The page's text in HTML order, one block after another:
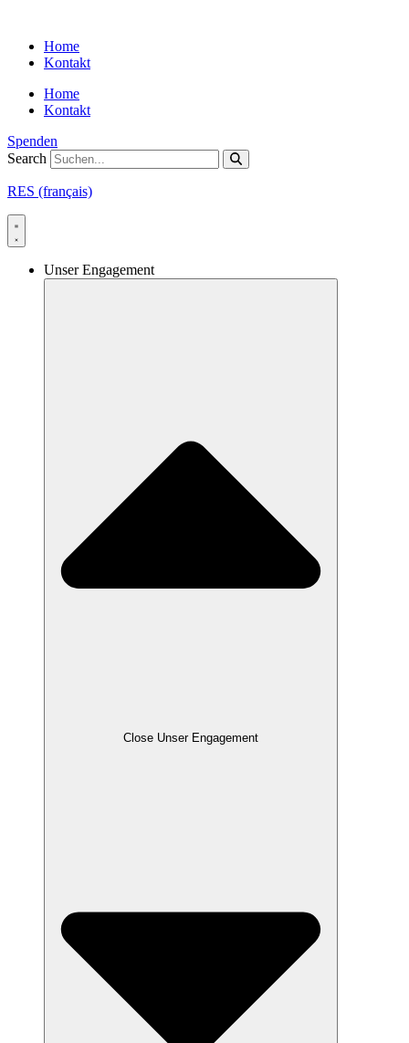
contentHome
Kontakt
Home
Kontakt
Spenden
Search
RES (français)
Unser Engagement
Close Unser Engagement